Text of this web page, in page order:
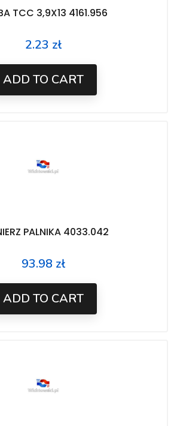
TCC 3,9X13 4161.956
Price
2.23 zł
ADD TO CART
PALNIKA 4033.042
Price
93.98 zł
ADD TO CART